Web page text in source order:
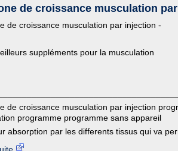
de croissance musculation
de croissance musculation par injection -
suppléments pour la musculation
de croissance musculation par injection
programme programme sans appareil
absorption par les differents tissus qui va